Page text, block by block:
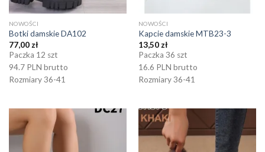
NOWOŚCI
Botki damskie DA102
77,00 zł
Paczka 12 szt
94.7 PLN brutto
Rozmiary 36-41
NOWOŚCI
Kapcie damskie MTB23-3
13,50 zł
Paczka 36 szt
16.6 PLN brutto
Rozmiary 36-41